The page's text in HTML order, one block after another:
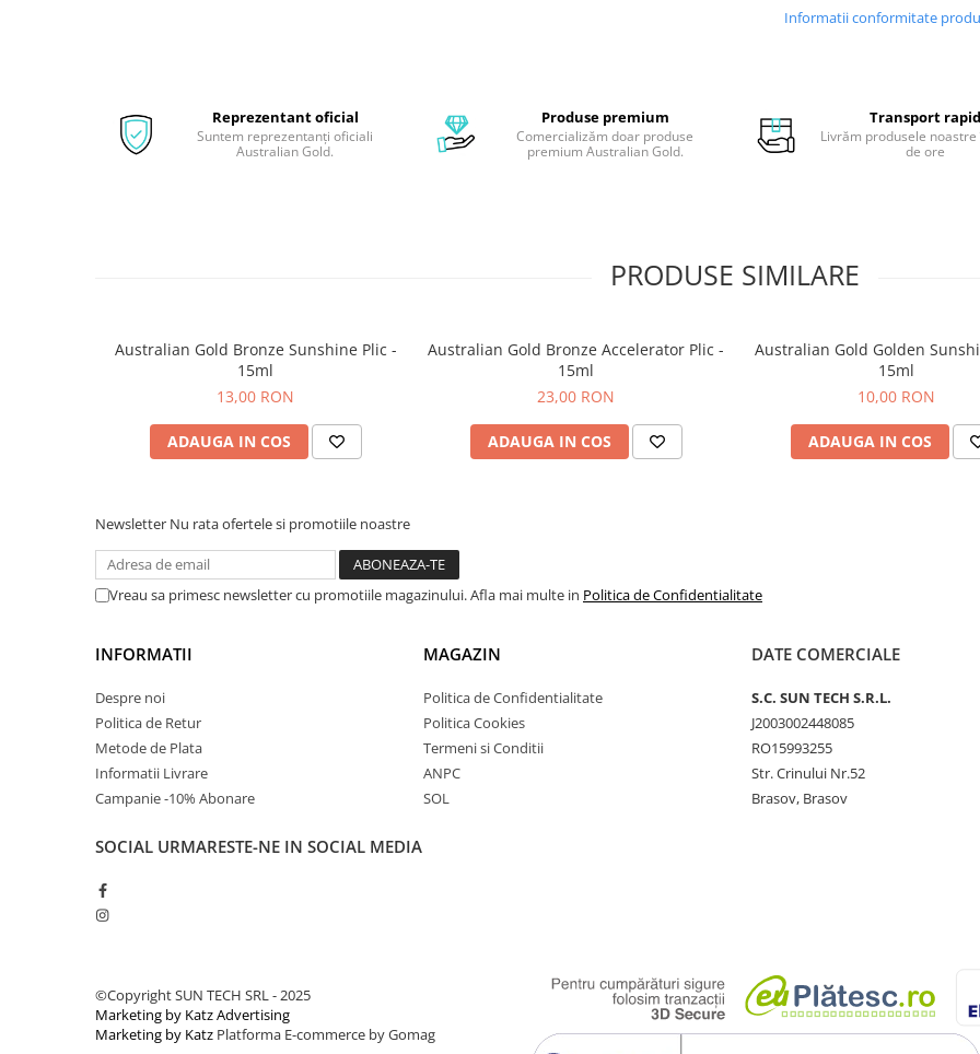
absorbție rapidă, vă va oferi
marca Australian Gold din
gama Iconic Collection
conţine amestec triplu de
Se aplică înainte de şedinţa de
Informatii conformitate
Reprezentant oficial
Suntem reprezentanți oficiali
Australian Gold.
Produse premium
Comercializăm doar produse
premium Australian Gold.
Transport rapid
Livrăm produsele noastre
de ore
PRODUSE SIMILARE
Australian Gold Bronze Sunshine Plic -
15ml
13,00 RON
ADAUGA IN COS
Australian Gold Bronze Accelerator Plic -
15ml
23,00 RON
ADAUGA IN COS
Australian Gold Golden
15ml
10,00 RON
ADAUGA IN COS
Newsletter Nu rata ofertele si promotiile noastre
Vreau sa primesc newsletter cu promotiile magazinului. Afla mai multe in Politica de Confidentialitate
INFORMATII
Despre noi
Politica de Retur
Metode de Plata
Informatii Livrare
Campanie -10% Abonare
MAGAZIN
Politica de Confidentialitate
Politica Cookies
Termeni si Conditii
ANPC
SOL
DATE COMERCIALE
S.C. SUN TECH S.R.L.
J2003002448085
RO15993255
Str. Crinului Nr.52
Brasov, Brasov
SOCIAL URMARESTE-NE IN SOCIAL MEDIA
©Copyright SUN TECH SRL - 2025
Marketing by Katz Advertising
Marketing by Katz Platforma E-commerce by Gomag